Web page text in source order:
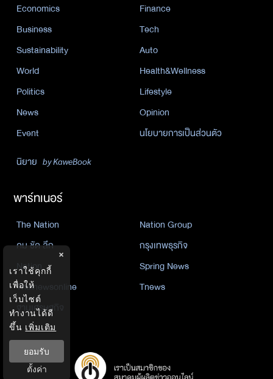
Economics
Finance
Business
Tech
Sustainability
Auto
World
Health&Wellness
Politics
Lifestyle
News
Opinion
Event
นโยบายการเป็นส่วนตัว
นิยาย by KaweBook
พาร์ทเนอร์
The Nation
Nation Group
คม ชัด ลึก
กรุงเทพธุรกิจ
Nation
Spring News
Thainewsonline
Tnews
ฐานเศรษฐกิจ
×
เราใช้คุกกี้
เพื่อให้
เว็บไซต์
ทำงานได้ดี
ขึ้น เพิ่มเติม
ยอมรับ
ตั้งค่า